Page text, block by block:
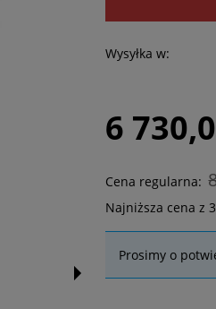
Wysyłka w:
6
Cena regularna:
Najniższa cena z
Prosimy o